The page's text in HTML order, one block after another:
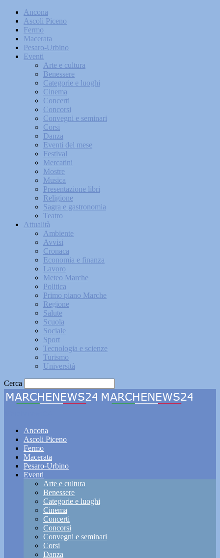
Ancona
Ascoli Piceno
Fermo
Macerata
Pesaro-Urbino
Eventi
Arte e cultura
Benessere
Categorie e luoghi
Cinema
Concerti
Concorsi
Convegni e seminari
Corsi
Danza
Eventi del mese
Festival
Mercatini
Mostre
Musica
Presentazione libri
Religione
Sagra e gastronomia
Teatro
Attualità
Ambiente
Avvisi
Cronaca
Economia e finanza
Lavoro
Meteo Marche
Politica
Primo piano Marche
Regione
Salute
Scuola
Sociale
Sport
Tecnologia e scienze
Turismo
Università
Cerca
Ancona
Ascoli Piceno
Fermo
Macerata
Pesaro-Urbino
Eventi
Arte e cultura
Benessere
Categorie e luoghi
Cinema
Concerti
Concorsi
Convegni e seminari
Corsi
Danza